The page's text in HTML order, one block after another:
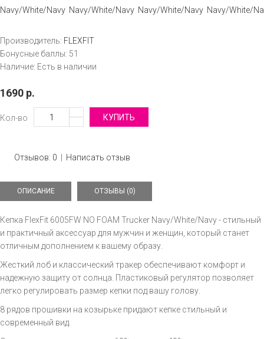
Производитель: FLEXFIT
Бонусные баллы: 51
Наличие: Есть в наличии
1690 р.
Кол-во
Отзывов: 0 Написать отзыв
ОПИСАНИЕ ОТЗЫВЫ (0)
Кепка FlexFit 6005FW NO FOAM Trucker Navy/White/Navy - стильный
и практичный аксессуар для мужчин и женщин, который станет
отличным дополнением к вашему образу.
Жесткий лоб и классический тракер обеспечивают комфорт и
надежную защиту от солнца. Пластиковый регулятор позволяет
легко регулировать размер кепки под вашу голову.
8 рядов прошивки на козырьке придают кепке стильный и
современный вид.